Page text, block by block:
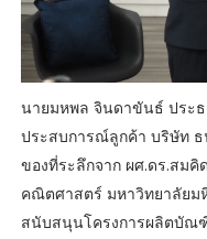
นายมหพล จินดาขันธ์ ประ
ประสบการณ์ลูกค้า บริษัท
ของที่ระลึกจาก ผศ.ดร.สม
คณิตศาสตร์ มหาวิทยาลัย
สนับสนุนโครงการผลิตบัณ